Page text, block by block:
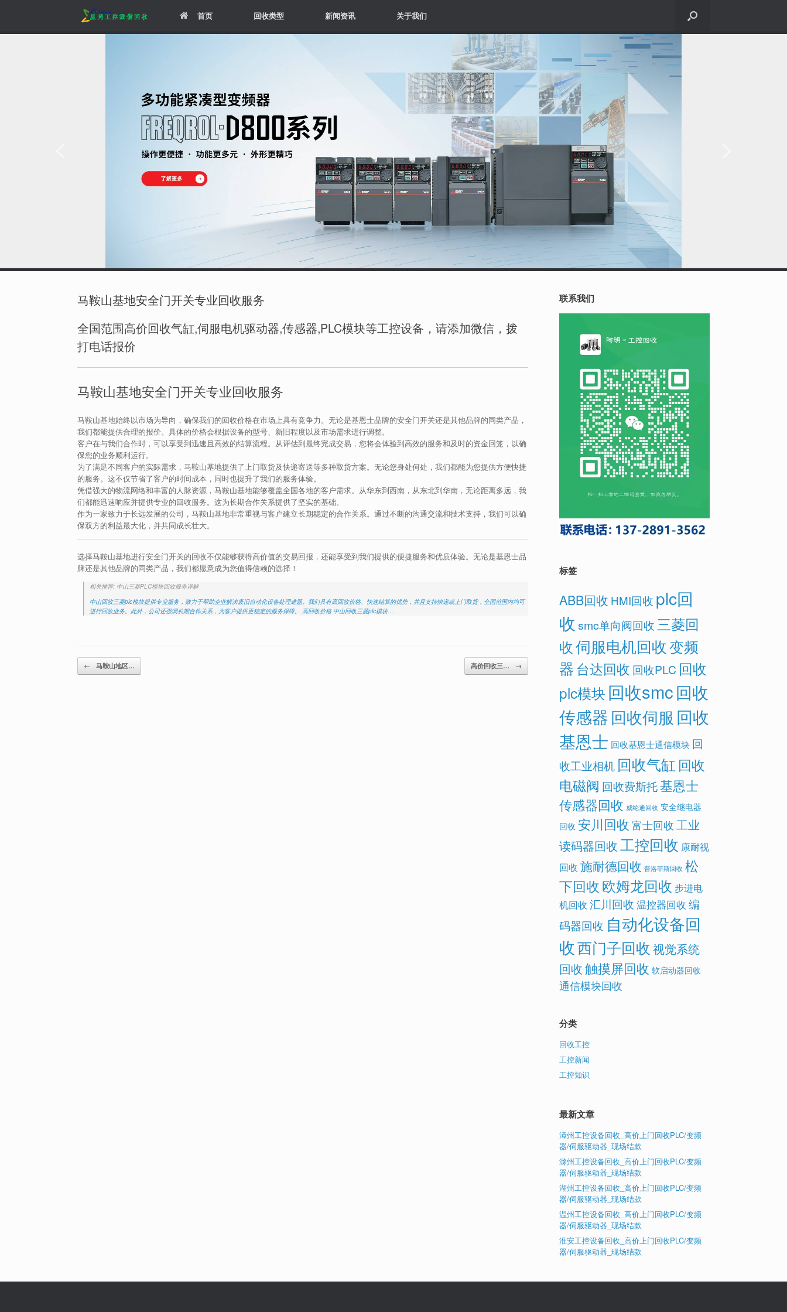
首页 回收类型 新闻资讯 关于我们
马鞍山基地安全门开关专业回收服务
全国范围高价回收气缸,伺服电机驱动器,传感器,PLC模块等工控设备，请添加微信，拨
打电话报价
马鞍山基地安全门开关专业回收服务
马鞍山基地始终以市场为导向，确保我们的回收价格在市场上具有竞争力。无论是基恩士品牌的安全门开关还是其他品牌的同类产品，
我们都能提供合理的报价。具体的价格会根据设备的型号、新旧程度以及市场需求进行调整。
客户在与我们合作时，可以享受到迅速且高效的结算流程。从评估到最终完成交易，您将会体验到高效的服务和及时的资金回笼，以确
保您的业务顺利运行。
为了满足不同客户的实际需求，马鞍山基地提供了上门取货及快递寄送等多种取货方案。无论您身处何处，我们都能为您提供方便快捷
的服务。这不仅节省了客户的时间成本，同时也提升了我们的服务体验。
凭借强大的物流网络和丰富的人脉资源，马鞍山基地能够覆盖全国各地的客户需求。从华东到西南，从东北到华南，无论距离多远，我
们都能迅速响应并提供专业的回收服务。这为长期合作关系提供了坚实的基础。
作为一家致力于长远发展的公司，马鞍山基地非常重视与客户建立长期稳定的合作关系。通过不断的沟通交流和技术支持，我们可以确
保双方的利益最大化，并共同成长壮大。
选择马鞍山基地进行安全门开关的回收不仅能够获得高价值的交易回报，还能享受到我们提供的便捷服务和优质体验。无论是基恩士品
牌还是其他品牌的同类产品，我们都愿意成为您值得信赖的选择！
相关推荐: 中山三菱PLC模块回收服务详解
中山回收三菱plc模块提供专业服务，致力于帮助企业解决废旧自动化设备处理难题。我们具有高回收价格、快速结算的优势，并且支持快递或上门取货，全国范围内均可
进行回收业务。此外，公司还强调长期合作关系，为客户提供更稳定的服务保障。 高回收价格 中山回收三菱plc模块…
Post navigation
← 马鞍山地区… 高价回收三… →
联系我们
标签
ABB回收 HMI回收 plc回
收 smc单向阀回收三菱回
收伺服电机回收变频
器 台达回收 回收PLC 回收
plc模块 回收smc回收
传感器回收伺服 回收
基恩士 回收基恩士通信模块 回
收工业相机 回收气缸 回收
电磁阀 回收费斯托基恩士
传感器回收 威纶通回收 安全继电器
回收 安川回收 富士回收 工业
读码器回收工控回收 康耐视
回收 施耐德回收 普洛菲斯回收 松
下回收欧姆龙回收 步进电
机回收 汇川回收 温控器回收 编
码器回收 自动化设备回
收西门子回收视觉系统
回收触摸屏回收 软启动器回收
通信模块回收
分类
回收工控
工控新闻
工控知识
最新文章
漳州工控设备回收_高价上门回收PLC/变频
器/伺服驱动器_现场结款
滁州工控设备回收_高价上门回收PLC/变频
器/伺服驱动器_现场结款
湖州工控设备回收_高价上门回收PLC/变频
器/伺服驱动器_现场结款
温州工控设备回收_高价上门回收PLC/变频
器/伺服驱动器_现场结款
淮安工控设备回收_高价上门回收PLC/变频
器/伺服驱动器_现场结款